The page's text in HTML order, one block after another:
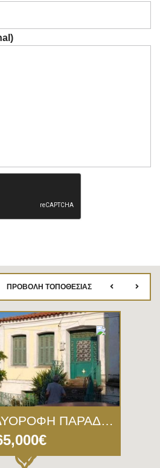
ΠΕΤΡΙΝΗ ΔΥΟΡΟΦΗ ΠΑΡΑΔΟΣΙΑΚΗ ΟΙΚΙΑ ΣΚΟΥΤΑΡΟ-ΛΕΣΒΟΥ.
ΠΡΟΒΟΛΉ ΤΟΠΟΘΕΣΊΑΣ